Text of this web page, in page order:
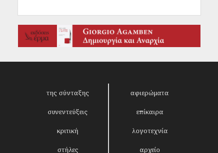
της σύνταξης αφιερώματα
συνεντεύξεις επίκαιρα
κριτική λογοτεχνία
στήλες αρχείο